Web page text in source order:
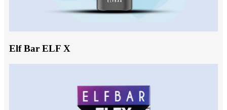
Elf Bar ELF X